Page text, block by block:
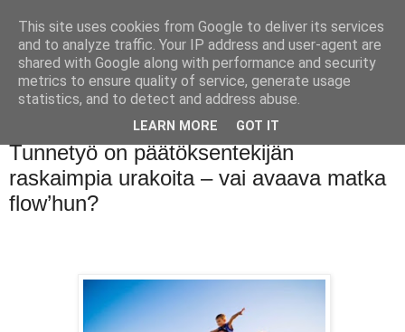
Tunnetyö on päätöksentekijän
raskaimpia urakoita – vai avaava matka
flow’hun?
This site uses cookies from Google to deliver its services
and to analyze traffic. Your IP address and user-agent are
shared with Google along with performance and security
metrics to ensure quality of service, generate usage
statistics, and to detect and address abuse.
LEARN MORE GOT IT